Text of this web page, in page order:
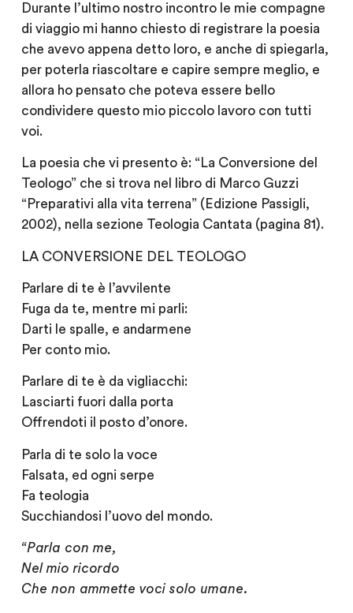
Durante l’ultimo nostro incontro le mie compagne
di viaggio mi hanno chiesto di registrare la poesia
che avevo appena detto loro, e anche di spiegarla,
per poterla riascoltare e capire sempre meglio, e
allora ho pensato che poteva essere bello
condividere questo mio piccolo lavoro con tutti
voi.
La poesia che vi presento è: “La Conversione del
Teologo” che si trova nel libro di Marco Guzzi
“Preparativi alla vita terrena” (Edizione Passigli,
2002), nella sezione Teologia Cantata (pagina 81).
LA CONVERSIONE DEL TEOLOGO
Parlare di te è l’avvilente
Fuga da te, mentre mi parli:
Darti le spalle, e andarmene
Per conto mio.
Parlare di te è da vigliacchi:
Lasciarti fuori dalla porta
Offrendoti il posto d’onore.
Parla di te solo la voce
Falsata, ed ogni serpe
Fa teologia
Succhiandosi l’uovo del mondo.
“Parla con me,
Nel mio ricordo
Che non ammette voci solo umane.